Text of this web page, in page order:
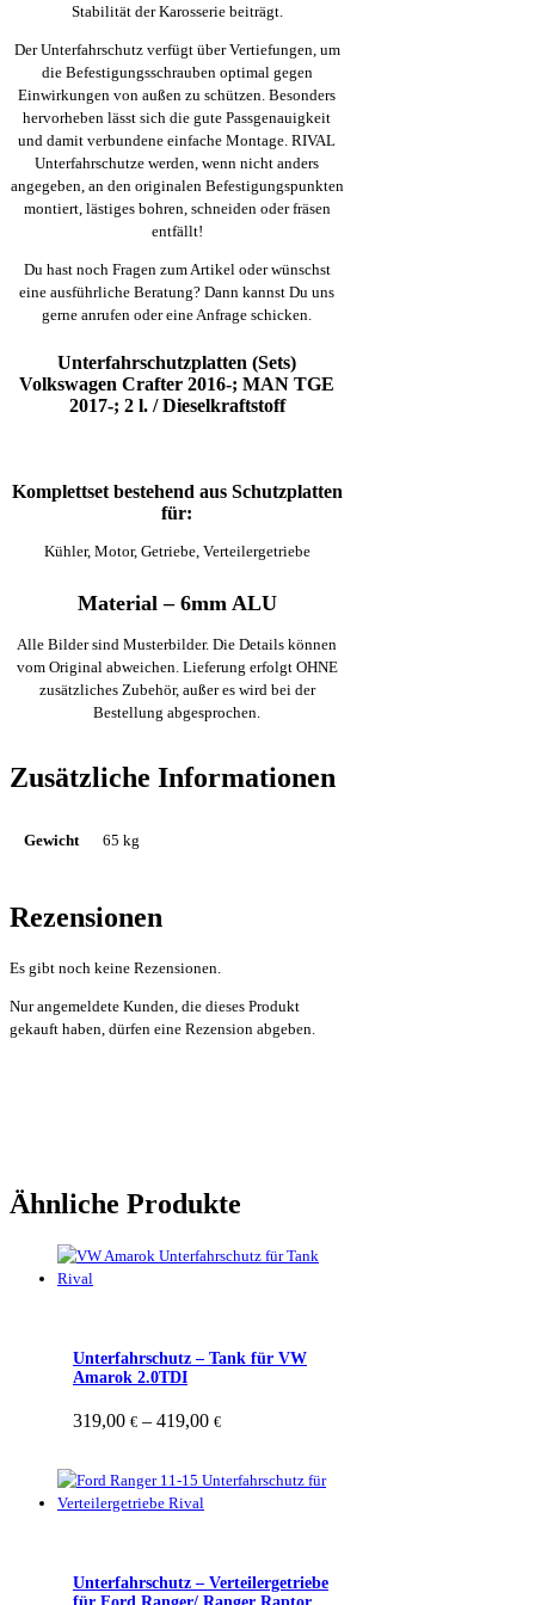
Stabilität der Karosserie beiträgt.
Der Unterfahrschutz verfügt über Vertiefungen, um
die Befestigungsschrauben optimal gegen
Einwirkungen von außen zu schützen. Besonders
hervorheben lässt sich die gute Passgenauigkeit
und damit verbundene einfache Montage. RIVAL
Unterfahrschutze werden, wenn nicht anders
angegeben, an den originalen Befestigungspunkten
montiert, lästiges bohren, schneiden oder fräsen
entfällt!
Du hast noch Fragen zum Artikel oder wünschst
eine ausführliche Beratung? Dann kannst Du uns
gerne anrufen oder eine Anfrage schicken.
Unterfahrschutzplatten (Sets)
Volkswagen Crafter 2016-; MAN TGE
2017-; 2 l. / Dieselkraftstoff
Komplettset bestehend aus Schutzplatten
für:
Kühler, Motor, Getriebe, Verteilergetriebe
Material – 6mm ALU
Alle Bilder sind Musterbilder. Die Details können
vom Original abweichen. Lieferung erfolgt OHNE
zusätzliches Zubehör, außer es wird bei der
Bestellung abgesprochen.
Zusätzliche Informationen
Gewicht 65 kg
Rezensionen
Es gibt noch keine Rezensionen.
Nur angemeldete Kunden, die dieses Produkt
gekauft haben, dürfen eine Rezension abgeben.
Ähnliche Produkte
Unterfahrschutz – Tank für VW
Amarok 2.0TDI
319,00 € – 419,00 €Preisspanne:
419,00 €
Dieses
mehrere
Optionen
können
Unterfahrschutz – Verteilergetriebe